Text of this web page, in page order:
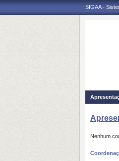
SIGAA -
Nenhum